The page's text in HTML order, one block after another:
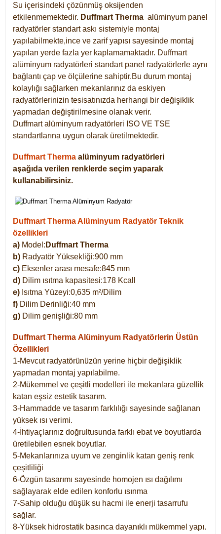
Su içerisindeki çözünmüş oksijenden
etkilenmemektedir. Duffmart Therma alüminyum panel
radyatörler standart askı sistemiyle montaj
yapılabilmekte,ince ve zarif yapısı sayesinde montaj
yapılan yerde fazla yer kaplamamaktadır. Duffmart
alüminyum radyatörleri standart panel radyatörlerle aynı
bağlantı çap ve ölçülerine sahiptir.Bu durum montaj
kolaylığı sağlarken mekanlarınız da eskiyen
radyatörlerinizin tesisatınızda herhangi bir değişiklik
yapmadan değiştirilmesine olanak verir.
Duffmart alüminyum radyatörleri ISO VE TSE
standartlarına uygun olarak üretilmektedir.
Duffmart Therma alüminyum radyatörleri
aşağıda verilen renklerde seçim yaparak
kullanabilirsiniz.
Duffmart Therma Alüminyum Radyatör Teknik
özellikleri
a) Model: Duffmart Therma
b) Radyatör Yüksekliği:900 mm
c) Eksenler arası mesafe:845 mm
d) Dilim ısıtma kapasitesi:178 Kcall
e) Isıtma Yüzeyi:0,635 m²/Dilim
f) Dilim Derinliği:40 mm
g) Dilim genişliği:80 mm
Duffmart Therma Alüminyum Radyatörlerin Üstün
Özellikleri
1-Mevcut radyatörünüzün yerine hiçbir değişiklik
yapmadan montaj yapılabilme.
2-Mükemmel ve çeşitli modelleri ile mekanlara güzellik
katan eşsiz estetik tasarım.
3-Hammadde ve tasarım farklılığı sayesinde sağlanan
yüksek ısı verimi.
4-İhtiyaçlarınız doğrultusunda farklı ebat ve boyutlarda
üretilebilen esnek boyutlar.
5-Mekanlarınıza uyum ve zenginlik katan geniş renk
çeşitliliği
6-Özgün tasarımı sayesinde homojen ısı dağılımı
sağlayarak elde edilen konforlu ısınma
7-Sahip olduğu düşük su hacmi ile enerji tasarrufu
sağlar.
8-Yüksek hidrostatik basınca dayanıklı mükemmel yapı.